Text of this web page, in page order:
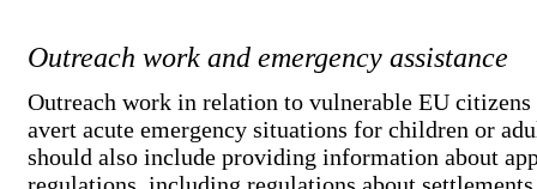
Outreach work and emergency assistance
Outreach work in relation to vulnerable EU citizens
avert acute emergency situations for children or
should also include providing information about